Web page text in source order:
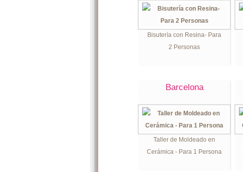
Bisutería con Resina- Para
2 Personas
Barcelona
Taller de Moldeado en
Cerámica - Para 1 Persona